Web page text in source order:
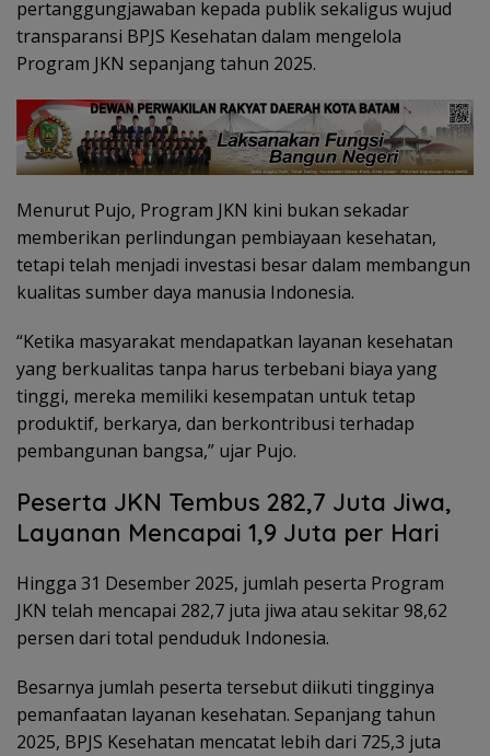
pertanggungjawaban kepada publik sekaligus wujud
transparansi BPJS Kesehatan dalam mengelola
Program JKN sepanjang tahun 2025.
Menurut Pujo, Program JKN kini bukan sekadar
memberikan perlindungan pembiayaan kesehatan,
tetapi telah menjadi investasi besar dalam membangun
kualitas sumber daya manusia Indonesia.
“Ketika masyarakat mendapatkan layanan kesehatan
yang berkualitas tanpa harus terbebani biaya yang
tinggi, mereka memiliki kesempatan untuk tetap
produktif, berkarya, dan berkontribusi terhadap
pembangunan bangsa,” ujar Pujo.
Peserta JKN Tembus 282,7 Juta Jiwa,
Layanan Mencapai 1,9 Juta per Hari
Hingga 31 Desember 2025, jumlah peserta Program
JKN telah mencapai 282,7 juta jiwa atau sekitar 98,62
persen dari total penduduk Indonesia.
Besarnya jumlah peserta tersebut diikuti tingginya
pemanfaatan layanan kesehatan. Sepanjang tahun
2025, BPJS Kesehatan mencatat lebih dari 725,3 juta